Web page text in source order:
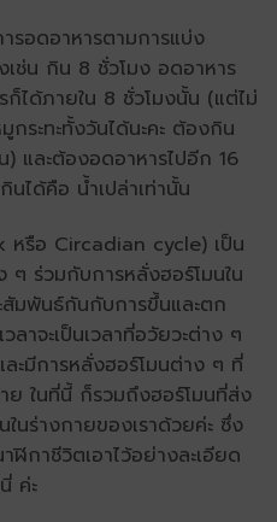
รอดอาหารตามการแบ่ง
เช่น กิน 8 ชั่วโมง อดอาหาร
ก็ได้ภายใน 8 ชั่วโมงนั้น (แต่ไม่
ระทะทั้งวันได้นะคะ ต้องกิน
) และต้องอดอาหารไปอีก 16
ได้คือ น้ำเปล่าเท่านั้น
หรือ Circadian cycle) เป็น
ๆ ร่วมกับการหลั่งฮอร์โมนใน
สัมพันธ์กันกับการขึ้นและตก
าจะเป็นเวลาที่อวัยวะต่าง ๆ
ะมีการหลั่งฮอร์โมนต่าง ๆ ที่
ในที่นี้ ก็รวมถึงฮอร์โมนที่ส่ง
นร่างกายของเราด้วยค่ะ ซึ่ง
กาชีวิตเอาไว้อย่างละเอียด
ค่ะ